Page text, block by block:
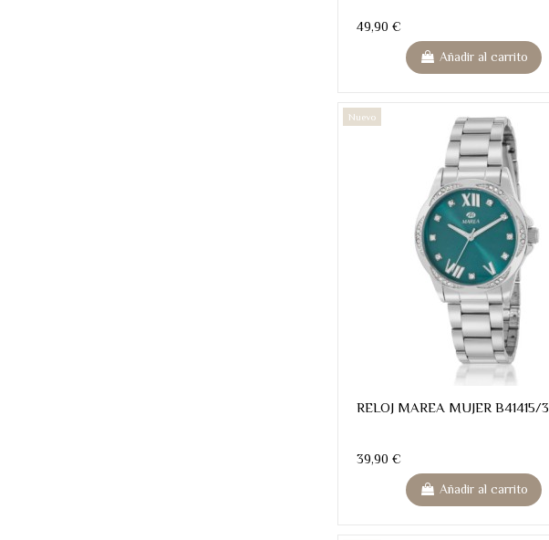
49,90 €
Añadir al carrito
Nuevo
RELOJ MAREA MUJER B41415/3
39,90 €
Añadir al carrito